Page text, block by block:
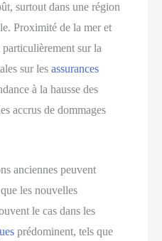
surtout dans une région
Proximité de la mer et
sur la
sur lesassurances
à la hausse des
accrus de dommages
anciennes peuvent
les nouvelles
le cas dans les
prédominent, tels que